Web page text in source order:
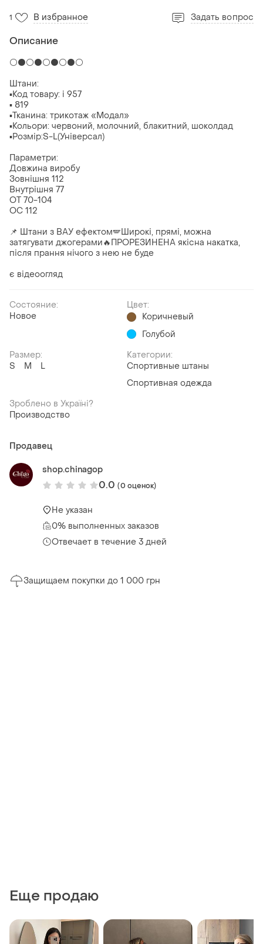
1 В избранное Задать вопрос
Описание
⚪️⚫️⚪️⚫️⚪️⚫️⚪️⚫️⚪️
Штани:
▪Код товару: i 957
▪ 819
▪Тканина: трикотаж «Модал»
▪Кольори: червоний, молочний, блакитний, шоколдад
▪Розмір:S-L(Універсал)
Параметри:
Довжина виробу
Зовнішня 112
Внутрішня 77
ОТ 70-104
ОС 112
📌 Штани з ВАУ ефектом🪽Широкі, прямі, можна
затягувати джогерами🔥ПРОРЕЗИНЕНА якісна накатка,
після прання нічого з нею не буде
є відеоогляд
Состояние:
Новое
Цвет:
Коричневый
Голубой
Размер:
S
M L
Категории:
Спортивные штаны
Спортивная одежда
Зроблено в Україні?
Производство
Продавец
shop.chinagop
0.0 (0 оценок)
Не указан
0% выполненных заказов
Отвечает в течение 3 дней
Защищаем покупки до 1 000 грн
Еще продаю